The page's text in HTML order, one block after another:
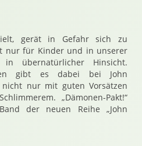
gerät in Gefahr sich zu
nur für Kinder und in unserer
übernatürlicher Hinsicht.
gibt es dabei bei John
nicht nur mit guten Vorsätzen
„Dämonen-Pakt!“
der neuen Reihe „John